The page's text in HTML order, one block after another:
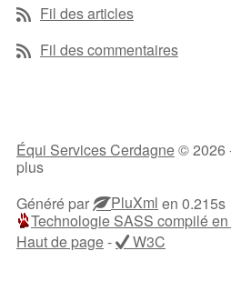
Fil des articles
Fil des commentaires
Équi Services Cerdagne© 2026
plus
Généré par
PluXml en 0.215s
Technologie SASS compilé
Haut de page- W3C